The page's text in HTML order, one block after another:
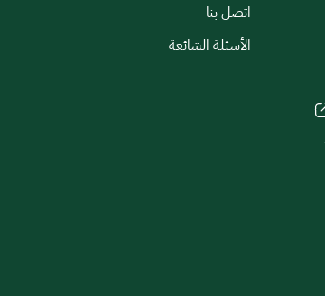
اتصل بنا
الأسئلة الشائعة